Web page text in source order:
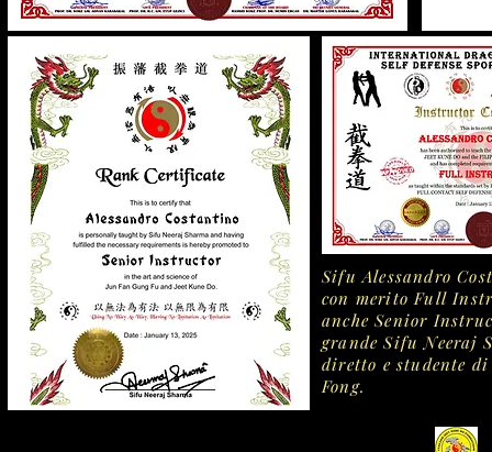
Sifu Alessandro
con merito Full
anche Senior
grande Sifu Neeraj
diretto e studente
Fong.